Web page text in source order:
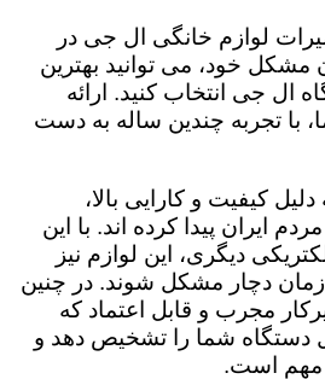
لوازم خانگی ال جی در
مشکل خود، می توانید بهترین
ال جی انتخاب کنید. ارائه
با تجربه چندین ساله به دست
کیفیت و کارایی بالا،
ایران پیدا کرده اند. با این
دیگری، این لوازم نیز
دچار مشکل شوند. در چنین
مجرب و قابل اعتماد که
دستگاه شما را تشخیص دهد و
مهم است.